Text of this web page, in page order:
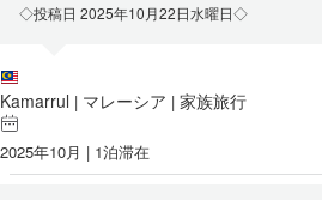
◇投稿日 2025年10月22日水曜日◇
Kamarrul | マレーシア | 家族旅行
2025年10月 | 1泊滞在